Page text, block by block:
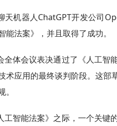
天机器人ChatGPT开发公司
能法案》，并且取得了成功。
全体会议表决通过了《人工智
术应用的最终谈判阶段。这部
工智能法案》之际，一个关键